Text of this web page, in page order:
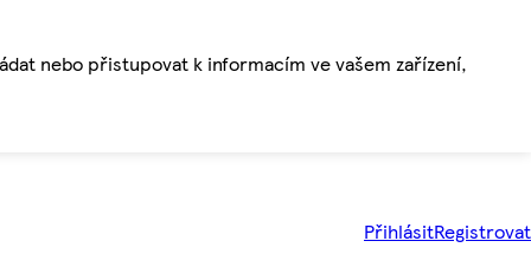
nebo přistupovat k informacím ve vašem zařízení,
PřihlásitRegistrovat